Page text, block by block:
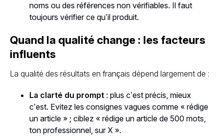
noms ou des références non vérifiables. Il faut
toujours vérifier ce qu’il produit.
Quand la qualité change : les facteurs
influents
La qualité des résultats en français dépend largement de :
La clarté du prompt : plus c’est précis, mieux
c’est. Evitez les consignes vagues comme « rédige
un article » ; ciblez « rédige un article de 500 mots,
ton professionnel, sur X ».